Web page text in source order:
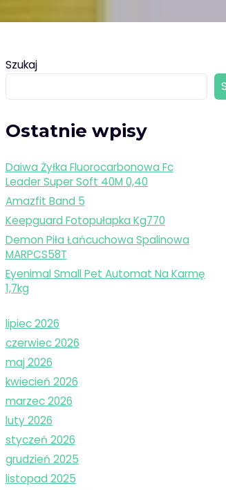
Szukaj
Ostatnie wpisy
Daiwa Żyłka Fluorocarbonowa Fc
Leader Super Soft 40M 0,40
Amazfit Band 5
Keepguard Fotopułapka Kg770
Demon Piła Łańcuchowa Spalinowa
MARPCS58T
Eyenimal Small Pet Automat Na Karmę
1,7kg
lipiec 2026
czerwiec 2026
maj 2026
kwiecień 2026
marzec 2026
luty 2026
styczeń 2026
grudzień 2025
listopad 2025